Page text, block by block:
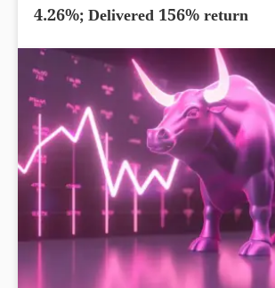
4.26%; Delivered 156% return